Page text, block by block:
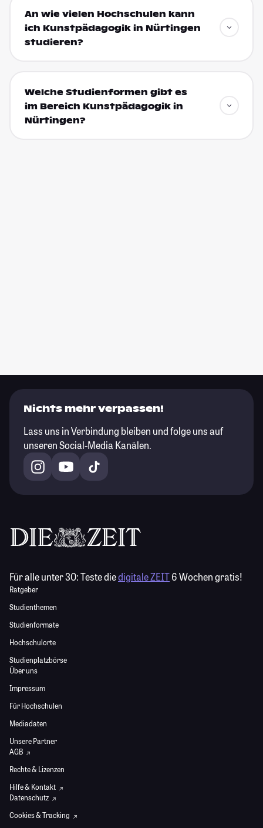
An wie vielen Hochschulen kann
ich Kunstpädagogik in Nürtingen
studieren?
Welche Studienformen gibt es
im Bereich Kunstpädagogik in
Nürtingen?
Nichts mehr verpassen!
Lass uns in Verbindung bleiben und folge uns auf
unseren Social-Media Kanälen.
Für alle unter 30:Teste diedigitale ZEIT6 Wochen gratis!
Ratgeber
Studienthemen
Studienformate
Hochschulorte
Studienplatzbörse
Über uns
Impressum
Für Hochschulen
Mediadaten
Unsere Partner
AGB
Rechte & Lizenzen
Hilfe & Kontakt
Datenschutz
Cookies & Tracking